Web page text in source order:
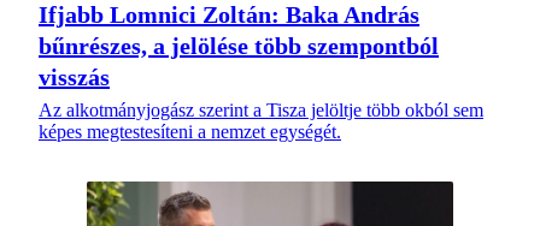
Ifjabb Lomnici Zoltán: Baka András
bűnrészes, a jelölése több szempontból
visszás
Az alkotmányjogász szerint a Tisza jelöltje több okból sem
képes megtestesíteni a nemzet egységét.